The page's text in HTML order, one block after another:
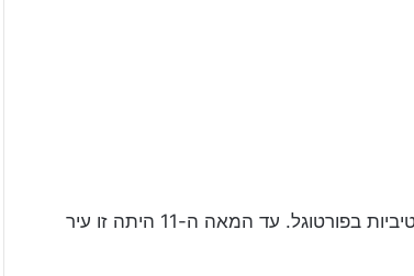
אובידוש (Obidos) – אחת הערים המקסימות והאטרקטיביות בפורטוגל. עד המאה ה-11 היתה זו עיר